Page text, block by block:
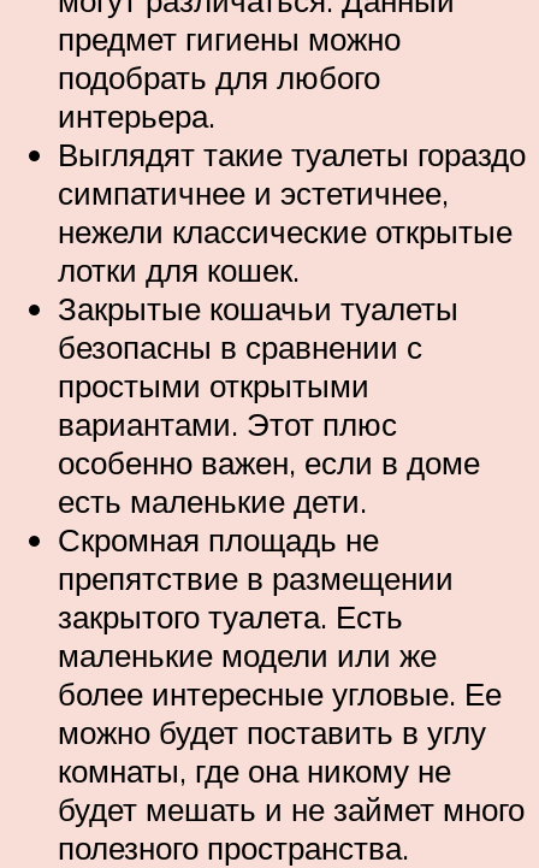
предмет гигиены можно
подобрать для любого
интерьера.
Выглядят такие туалеты гораздо
симпатичнее и эстетичнее,
нежели классические открытые
лотки для кошек.
Закрытые кошачьи туалеты
безопасны в сравнении с
простыми открытыми
вариантами. Этот плюс
особенно важен, если в доме
есть маленькие дети.
Скромная площадь не
препятствие в размещении
закрытого туалета. Есть
маленькие модели или же
более интересные угловые. Ее
можно будет поставить в углу
комнаты, где она никому не
будет мешать и не займет много
полезного пространства.